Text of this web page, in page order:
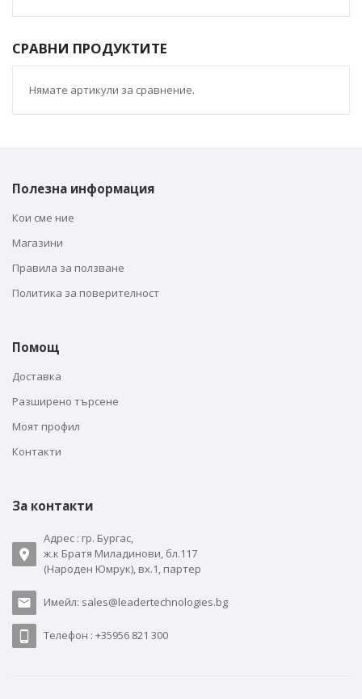
СРАВНИ ПРОДУКТИТЕ
Нямате артикули за сравнение.
Полезна информация
Кои сме ние
Магазини
Правила за ползване
Политика за поверителност
Помощ
Доставка
Разширено търсене
Моят профил
Контакти
За контакти
Адрес : гр. Бургас,
ж.к Братя Миладинови, бл.117
(Народен Юмрук), вх.1, партер
Имейл: sales@leadertechnologies.bg
Телефон : +35956 821 300